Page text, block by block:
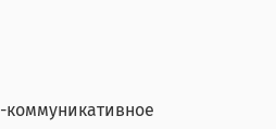
коммуникативное